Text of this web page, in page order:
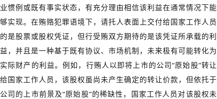
业惯例或既有事实状态，有充分理由相信该利益在通常情况下能
够实现。在贿赂犯罪语境下，请托人表面上交付给国家工作人员
的是股票或股权凭证，但行受贿双方期待的是该凭证所承载的利
益，并且是一种基于既有协议、市场机制，未来极有可能转化为
实际财产的利益。例如，行贿人以即将上市的公司“原始股”转让
给国家工作人员，该股权虽尚未产生确定的转让价款，但依托于
公司的上市前景及“原始股”的稀缺性，国家工作人员对该股权未